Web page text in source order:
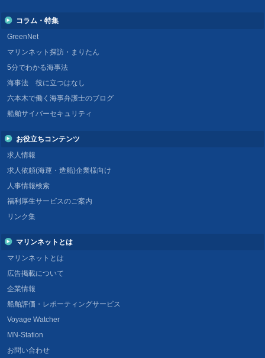
コラム・特集
GreenNet
マリンネット探訪・まりたん
5分でわかる海事法
海事法 役に立つはなし
六本木で働く海事弁護士のブログ
船舶サイバーセキュリティ
お役立ちコンテンツ
求人情報
求人依頼(海運・造船)企業様向け
人事情報検索
福利厚生サービスのご案内
リンク集
マリンネットとは
マリンネットとは
広告掲載について
企業情報
船舶評価・レポーティングサービス
Voyage Watcher
MN-Station
お問い合わせ